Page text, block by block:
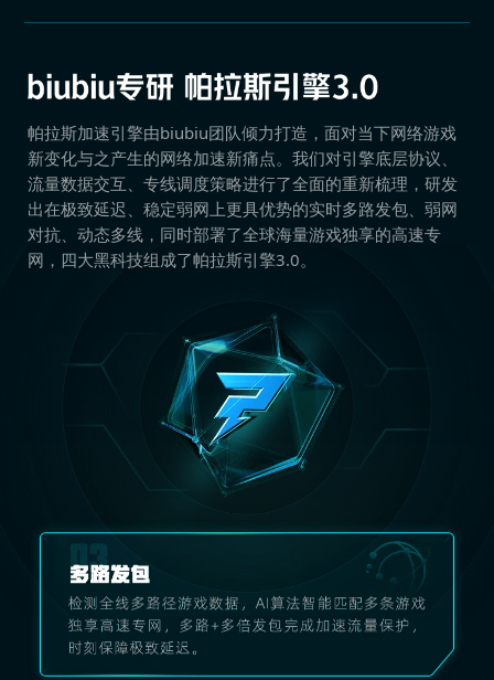
帕拉斯加速引擎由biubiu团队倾力打造，面对当下网络游戏
新变化与之产生的网络加速新痛点。我们对引擎底层协议、
流量数据交互、专线调度策略进行了全面的重新梳理，研发
出在极致延迟、稳定弱网上更具优势的实时多路发包、弱网
对抗、动态多线，同时部署了全球海量游戏独享的高速专
网，四大黑科技组成了帕拉斯引擎3.0。